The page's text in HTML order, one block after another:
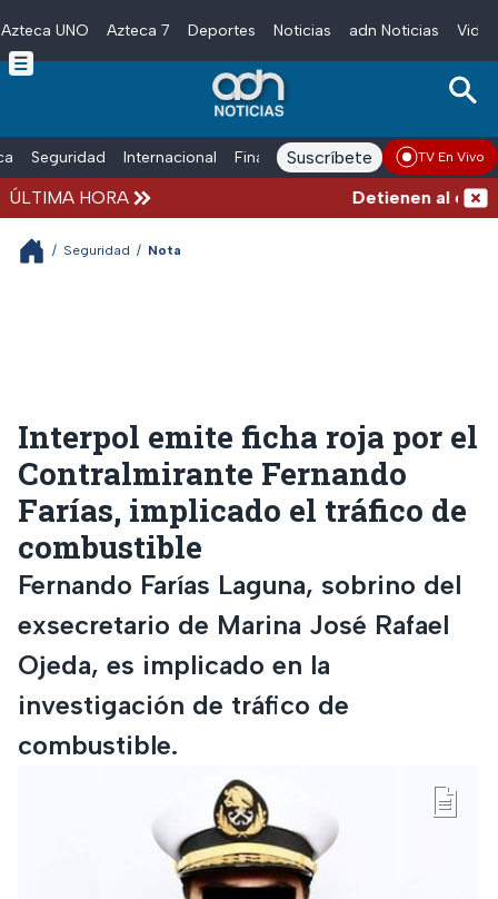
Skip to main content
Azteca UNO Azteca 7 Deportes Noticias adn Noticias
Seguridad Internacional Finanzas adn Noticias Radio
Suscríbete TV En Vivo
ÚLTIMA HORA Detienen al
/ Seguridad / Nota
Interpol emite ficha roja por el
Contralmirante Fernando
Farías, implicado el tráfico de
combustible
Fernando Farías Laguna, sobrino del
exsecretario de Marina José Rafael
Ojeda, es implicado en la
investigación de tráfico de
combustible.